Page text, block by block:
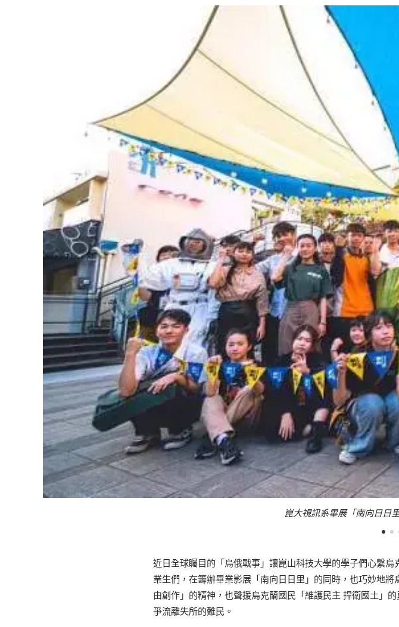
崑大視訊系畢展「南向日日
近日全球矚目的「烏俄戰事」讓崑山科技大學的學子們心繫
業生們，在籌辦畢業影展「南向日日里」的同時，也巧妙地
由創作」的精神，也聲援烏克蘭國民「維護民主 捍衛國土」
爭流離失所的難民。